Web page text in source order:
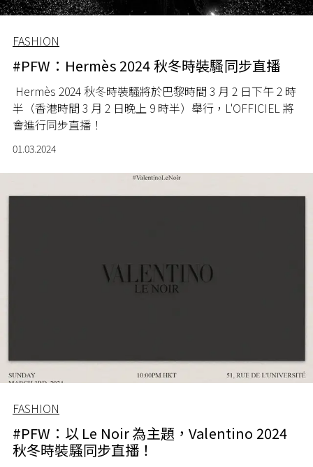
FASHION
#PFW：Hermès 2024 秋冬時裝騷同步直播
Hermès 2024 秋冬時裝騷將於巴黎時間 3 月 2 日下午 2 時
半（香港時間 3 月 2 日晚上 9 時半）舉行 ，L'OFFICIEL 將
會進行同步直播！
01.03.2024
FASHION
#PFW：以 Le Noir 為主題，Valentino 2024
秋冬時裝騷同步直播！